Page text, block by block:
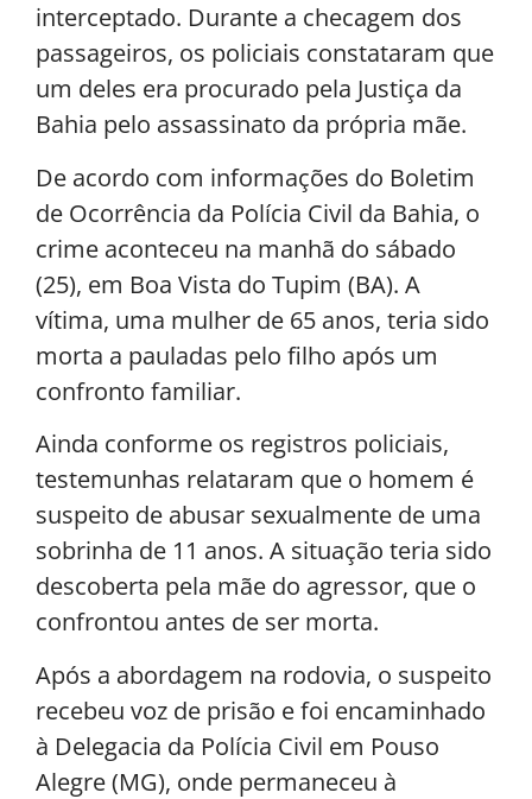
interceptado. Durante a checagem dos
passageiros, os policiais constataram que
um deles era procurado pela Justiça da
Bahia pelo assassinato da própria mãe.
De acordo com informações do Boletim
de Ocorrência da Polícia Civil da Bahia, o
crime aconteceu na manhã do sábado
(25), em Boa Vista do Tupim (BA). A
vítima, uma mulher de 65 anos, teria sido
morta a pauladas pelo filho após um
confronto familiar.
Ainda conforme os registros policiais,
testemunhas relataram que o homem é
suspeito de abusar sexualmente de uma
sobrinha de 11 anos. A situação teria sido
descoberta pela mãe do agressor, que o
confrontou antes de ser morta.
Após a abordagem na rodovia, o suspeito
recebeu voz de prisão e foi encaminhado
à Delegacia da Polícia Civil em Pouso
Alegre (MG), onde permaneceu à